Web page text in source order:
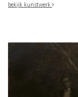
bekijk kunstwerk